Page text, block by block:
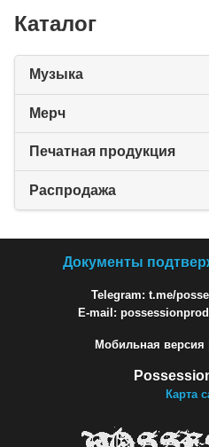
Каталог
Музыка
Мерч
Печатная продукция
Распродажа
Документы
Telegram: t.me/
E-mail:
Мобильная версия |
Карта